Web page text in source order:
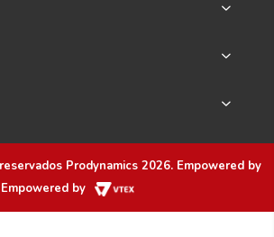
+
+
+
Prodynamics 2026. Empowered by
Empowered by